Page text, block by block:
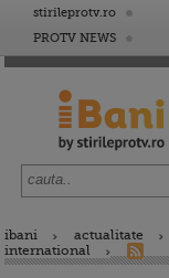
stirileprotv.ro
PROTV NEWS
ibani
actualitate
international